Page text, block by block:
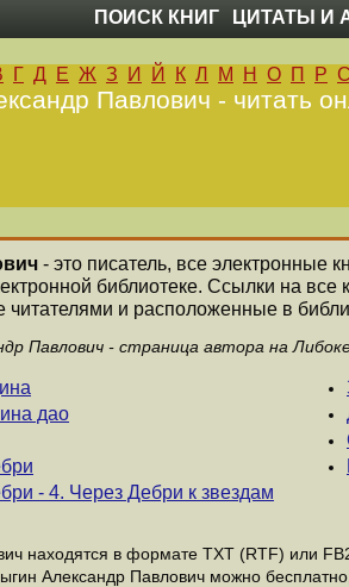
ПОИСК КНИГ ЦИТАТЫ И
Г Д Е Ж З И Й К Л М Н О П Р С
Павлович - читать
- это писатель, все электронные
библиотеке. Ссылки на
читателями и расположенные в
Павлович - страница автора на
дао
- 4. Через Дебри к звездам
находятся в формате ТХТ (RTF) или
Александр Павлович можно